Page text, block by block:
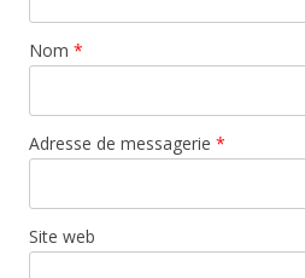
Nom *
Adresse de messagerie *
Site web